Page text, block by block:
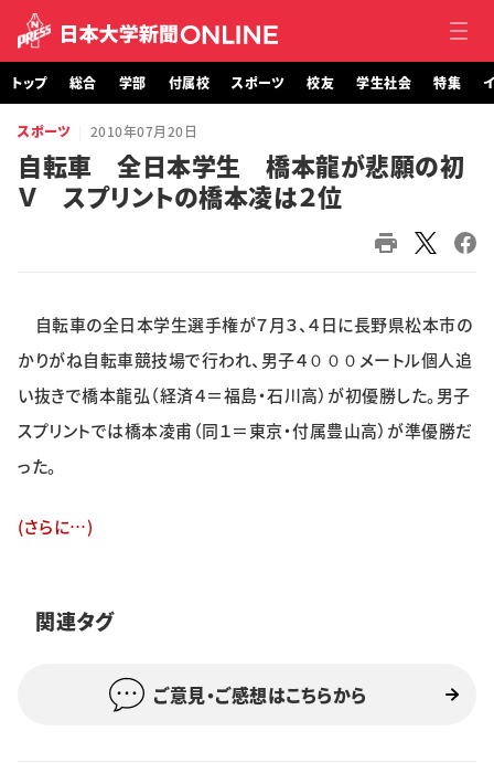
トップ
総合
スポーツ
学生社会
特集・企画
学生記者募集
トップ 総合 学部 付属校 スポーツ 校友 学生社会 特集
スポーツ 2010年07月20日
自転車 全日本学生 橋本龍が悲願の初
Ｖ スプリントの橋本凌は２位
自転車の全日本学生選手権が７月３、４日に長野県松本市の
かりがね自転車競技場で行われ、男子４０００メートル個人追
い抜きで橋本龍弘（経済４＝福島・石川高）が初優勝した。男子
スプリントでは橋本凌甫（同１＝東京・付属豊山高）が準優勝だ
った。
(さらに…)
関連タグ
ご意見・ご感想はこちらから